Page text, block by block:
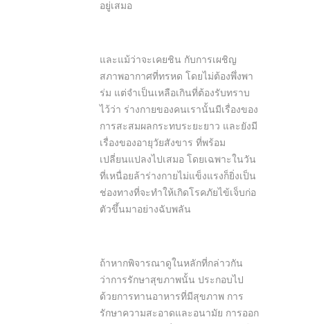
อยู่เสมอ
และแม้ว่าจะเคยชิน กับการเผชิญ
สภาพอากาศที่ทรหด โดยไม่ต้องพึ่งพา
ร่ม แต่จำเป็นเหลือเกินที่ต้องรับทราบ
ไว้ว่า ร่างกายของคนเรานั้นมีเรื่องของ
การสะสมผลกระทบระยะยาว และยังมี
เรื่องของอายุวัยสังขาร ที่พร้อม
เปลี่ยนแปลงไปเสมอ โดยเฉพาะในวัน
ที่เหนื่อยล้าร่างกายไม่แข็งแรงก็ยิ่งเป็น
ช่องทางที่จะทำให้เกิดโรคภัยไข้เจ็บก่อ
ตัวขึ้นมาอย่างฉับพลัน
ถ้าหากพิจารณาดูในหลักที่กล่าวกัน
ว่าการรักษาสุขภาพนั้น ประกอบไป
ด้วยการทานอาหารที่มีสุขภาพ การ
รักษาความสะอาดและอนามัย การออก